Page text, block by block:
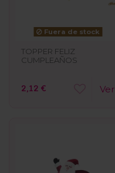
Fuera de stock
TOPPER FELIZ
CUMPLEAÑOS
2,12 € Ver